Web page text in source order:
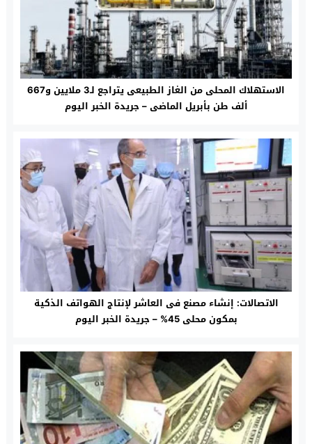
الاستهلاك المحلى من الغاز الطبيعى يتراجع لـ3 ملايين و667
ألف طن بأبريل الماضى – جريدة الخبر اليوم
الاتصالات: إنشاء مصنع فى العاشر لإنتاج الهواتف الذكية
بمكون محلى 45% – جريدة الخبر اليوم